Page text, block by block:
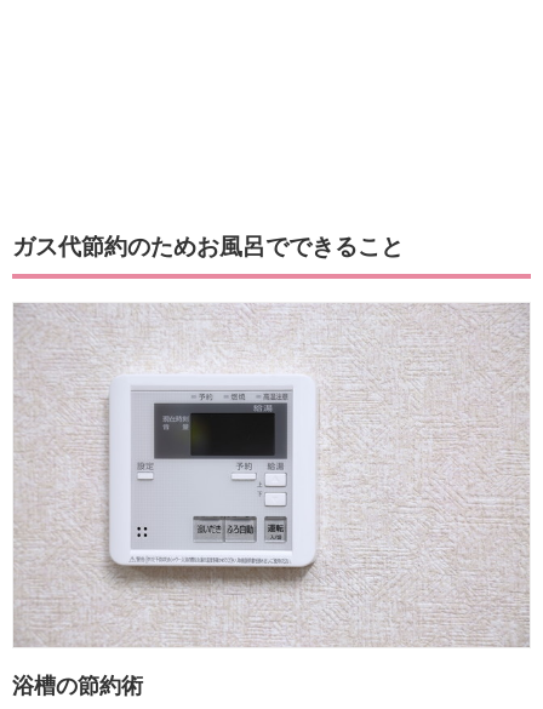
ガス代節約のためお風呂でできること
浴槽の節約術